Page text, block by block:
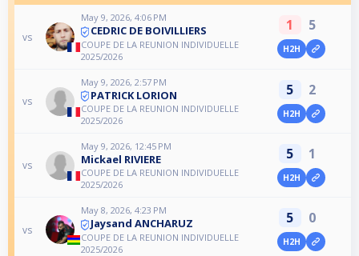
vs
May 9, 2026, 4:06 PM
CEDRIC DE BOIVILLIERS
COUPE DE LA REUNION INDIVIDUELLE
2025/2026
1 5
H2H
vs
May 9, 2026, 2:57 PM
PATRICK LORION
COUPE DE LA REUNION INDIVIDUELLE
2025/2026
5 2
H2H
vs
May 9, 2026, 12:45 PM
Mickael RIVIERE
COUPE DE LA REUNION INDIVIDUELLE
2025/2026
5 1
H2H
vs
May 8, 2026, 4:23 PM
Jaysand ANCHARUZ
COUPE DE LA REUNION INDIVIDUELLE
2025/2026
5 0
H2H